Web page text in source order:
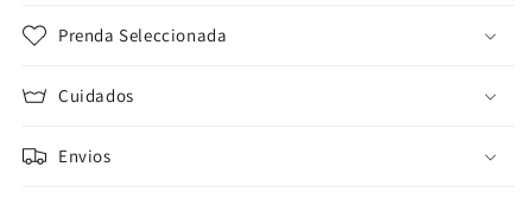
Prenda Seleccionada
Cuidados
Envios